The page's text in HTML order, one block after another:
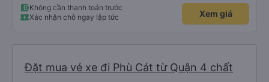
trên không bị vướng chân như các xe khác mình từng đi + Tài xế lơ xe nhiệt
tình hỗ trợ hỏi đón trả cực bao nhiệt tình nhẹ nhàn luôn nha + Trên xe còn
có bánh nước, khăn lạnh. Tới trạm tài xế còn tinh ý chuẩn bị thêm khăn lạnh
Không cần thanh toán trước
Xác nhận chỗ ngay lập tức
Xem giá
Đặt mua vé xe đi Phù Cát từ Quận 4 chất